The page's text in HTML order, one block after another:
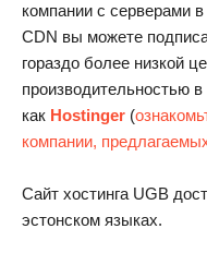
компании с серверами в
CDN вы можете
гораздо более низкой
производительностью
как Hostinger (
компании,
Сайт хостинга UGB
эстонском языках.